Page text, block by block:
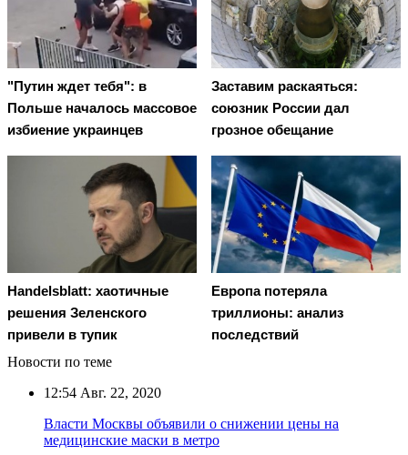
"Путин ждет тебя": в
Польше началось массовое
избиение украинцев
Заставим раскаяться:
союзник России дал
грозное обещание
Handelsblatt: хаотичные
решения Зеленского
привели в тупик
Европа потеряла
триллионы: анализ
последствий
Новости по теме
12:54 Авг. 22, 2020
Власти Москвы объявили о снижении цены на
медицинские маски в метро